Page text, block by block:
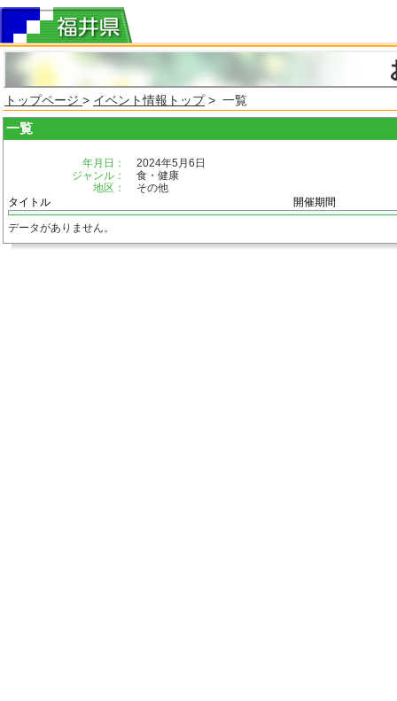
トップページ > イベント情報トップ> 一覧
一覧
年月日：
2024年5月6日
ジャンル：
食・健康
地区：
その他
タイトル
開催期間
データがありません。